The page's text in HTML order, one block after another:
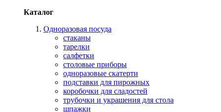
Каталог
Одноразовая посуда
стаканы
тарелки
салфетки
столовые приборы
одноразовые скатерти
подставки для пирожных
коробочки для сладостей
трубочки и украшения для стола
шпажки